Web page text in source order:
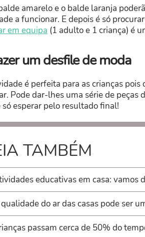
amarelo e o balde laranja
a funcionar. E depois é só
em equipa (1 adulto e 1 criança) é
um desfile de moda
é perfeita para as crianças
Pode dar-lhes uma série de peças
só esperar pelo resultado final!
TAMBÉM
educativas em casa: vamos
do ar das casas pode ser
passam cerca de 50% do